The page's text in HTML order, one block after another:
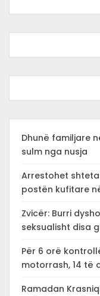
Dhunë familjare
sulm nga nusja
Arrestohet
postën kufitare
Zvicër: Burri
seksualisht disa
Për 6 orë
motorrash, 14 të
Ramadan